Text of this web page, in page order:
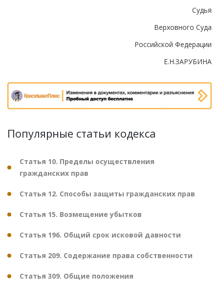
Судья
Верховного Суда
Российской Федерации
Е.Н.ЗАРУБИНА
Популярные статьи кодекса
Статья 10. Пределы осуществления
гражданских прав
Статья 12. Способы защиты гражданских прав
Статья 15. Возмещение убытков
Статья 196. Общий срок исковой давности
Статья 209. Содержание права собственности
Статья 309. Общие положения